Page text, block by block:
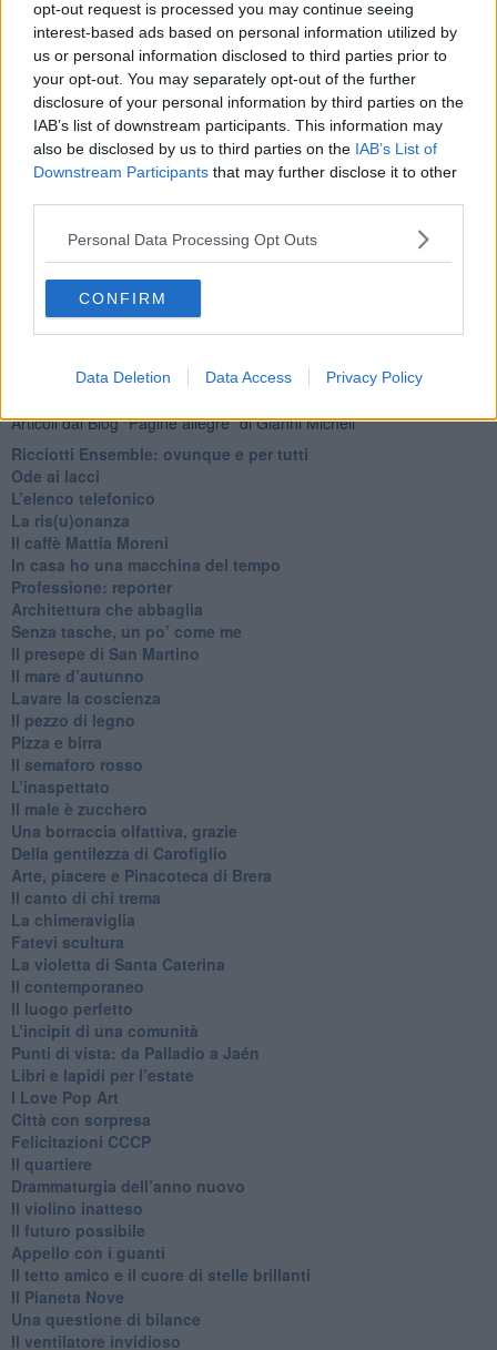
opt-out request is processed you may continue seeing
interest-based ads based on personal information utilized by
us or personal information disclosed to third parties prior to
your opt-out. You may separately opt-out of the further
disclosure of your personal information by third parties on the
IAB’s list of downstream participants. This information may
also be disclosed by us to third parties on the IAB’s List of
Downstream Participants that may further disclose it to other
Personal Data Processing Opt Outs
CONFIRM
Data Deletion Data Access Privacy Policy
Ti potrebbe interessare anche:
Articoli dal Blog “Pagine allegre” di Gianni Micheli
​Ricciotti Ensemble: ovunque e per tutti
Ode ai lacci
​L’elenco telefonico
​La ris(u)onanza
​Il caffè Mattia Moreni
​In casa ho una macchina del tempo
Professione: reporter
Architettura che abbaglia
​Senza tasche, un po’ come me
​Il presepe di San Martino
​Il mare d’autunno
​Lavare la coscienza
​Il pezzo di legno
​Pizza e birra
​Il semaforo rosso
​L’inaspettato
​Il male è zucchero
​Una borraccia olfattiva, grazie
​Della gentilezza di Carofiglio
Arte, piacere e Pinacoteca di Brera
​Il canto di chi trema
La chimeraviglia
​Fatevi scultura
​La violetta di Santa Caterina
​Il contemporaneo
​Il luogo perfetto
​L’incipit di una comunità
Punti di vista: da Palladio a Jaén
​Libri e lapidi per l’estate
​I Love Pop Art
Città con sorpresa
Felicitazioni CCCP
​Il quartiere
​Drammaturgia dell’anno nuovo
​Il violino inatteso
​Il futuro possibile
​Appello con i guanti
​Il tetto amico e il cuore di stelle brillanti
​Il Pianeta Nove
​Una questione di bilance
​Il ventilatore invidioso